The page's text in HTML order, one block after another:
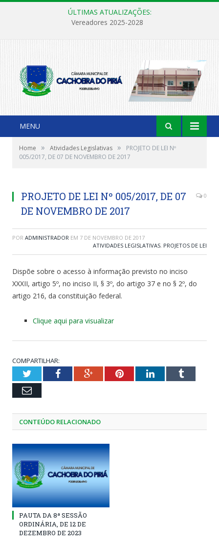
ÚLTIMAS ATUALIZAÇÕES:
Vereadores 2025-2028
MENU
Home » Atividades Legislativas »
PROJETO DE LEI Nº
005/2017, DE 07 DE NOVEMBRO DE 2017
PROJETO DE LEI Nº 005/2017, DE 07
DE NOVEMBRO DE 2017
0
POR ADMINISTRADOR EM 7 DE NOVEMBRO DE 2017
ATIVIDADES LEGISLATIVAS, PROJETOS DE LEI
Dispõe sobre o acesso à informação previsto no inciso
XXXII, artigo 5º, no inciso II, § 3º, do artigo 37 e no § 2º, do
artigo 216, da constituição federal.
Clique aqui para visualizar
COMPARTILHAR:
TwitterFacebookGoogle+PinterestLinkedInTumblr
Email
CONTEÚDO RELACIONADO
PAUTA DA 8ª SESSÃO
ORDINÁRIA, DE 12 DE
DEZEMBRO DE 2023